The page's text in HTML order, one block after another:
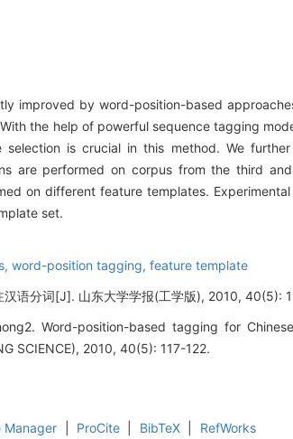
improved by word-position-based
the help of powerful sequence tagging
is crucial in this method. We
are performed on corpus from the third
on different feature templates.
set.
word-position tagging, feature template
汉语分词[J]. 山东大学学报(工学版), 2010, 40(5):
Word-position-based tagging for
SCIENCE), 2010, 40(5): 117-122.
Manager ProCite BibTeX
RefWorks